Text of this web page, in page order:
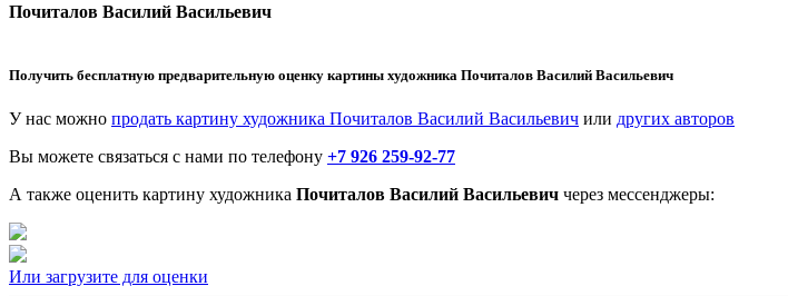
Почиталов Василий Васильевич
Получить бесплатную предварительную оценку картины художника Почиталов Василий Васильевич
У нас можно продать картину художника Почиталов Василий Васильевич или других авторов
Вы можете связаться с нами по телефону +7 926 259-92-77
А также оценить картину художника Почиталов Василий Васильевич через мессенджеры:
Или загрузите для оценки